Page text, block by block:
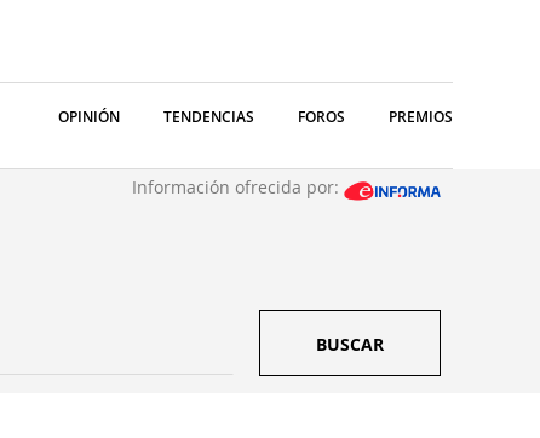
OPINIÓN TENDENCIAS FOROS PREMIOS
Información ofrecida por:
BUSCAR